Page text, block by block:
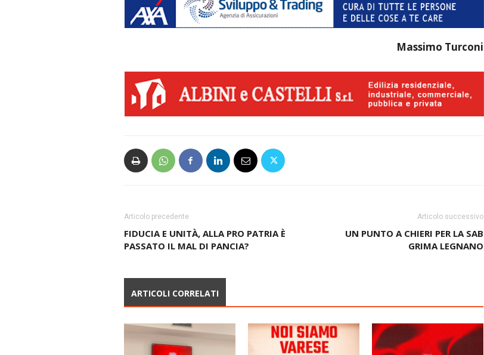
Massimo Turconi
Articolo precedente
FIDUCIA E UNITÀ, ALLA PRO PATRIA È
PASSATO IL MAL DI PANCIA?
Articolo successivo
UN PUNTO A CHIERI PER LA SAB
GRIMA LEGNANO
ARTICOLI CORRELATI